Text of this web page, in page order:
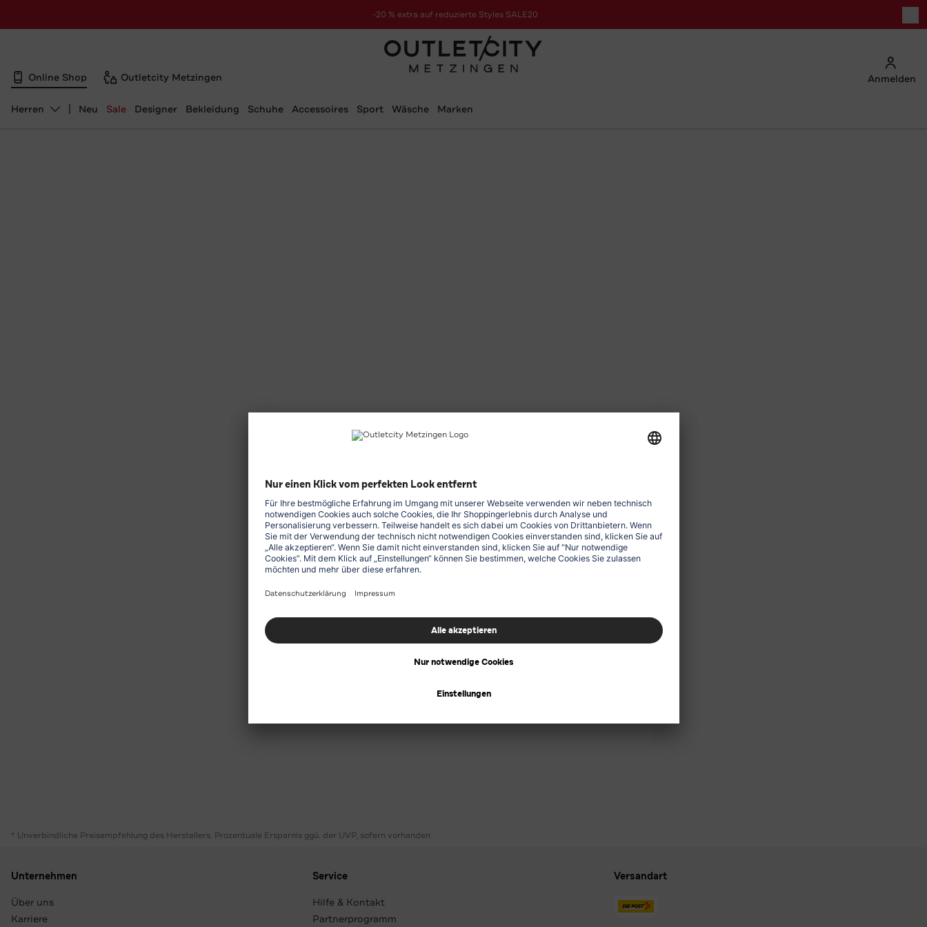
-20 % extra auf reduzierte Styles SALE20
zur Aktion
Online Shop Outletcity Metzingen Anmelden
Abteilung ändern, ausgewählt:
Herren Neu Sale Designer Bekleidung Schuhe Accessoires Sport Wäsche Marken
* Unverbindliche Preisempfehlung des Herstellers. Prozentuale Ersparnis ggü. der UVP, sofern vorhanden
Unternehmen
Über uns
Karriere
Service
Hilfe & Kontakt
Partnerprogramm
Versandart